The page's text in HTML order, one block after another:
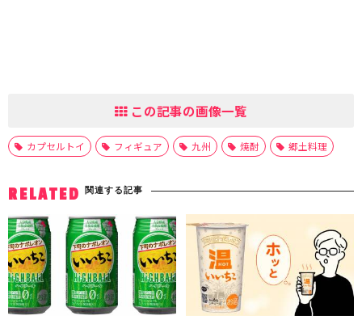
この記事の画像一覧
カプセルトイ フィギュア 九州 焼酎 郷土料理
RELATED 関連する記事